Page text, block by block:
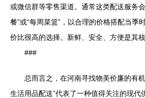
或微信群等零售渠道。通常这类配送服务
餐”或“每周菜篮”，以合理的价格搭配当季
价比很高的选择。新鲜、安全、方便是其核
###
总而言之，在河南寻找物美价廉的有
生活用品配送”代表了一种值得关注的现代